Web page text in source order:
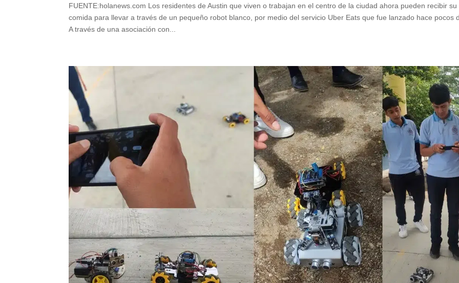
FUENTE:holanews.com Los residentes de Austin que viven o trabajan en el centro de la ciudad ahora pueden recibir su
comida para llevar a través de un pequeño robot blanco, por medio del servicio Uber Eats que fue lanzado hace pocos
A través de una asociación con...